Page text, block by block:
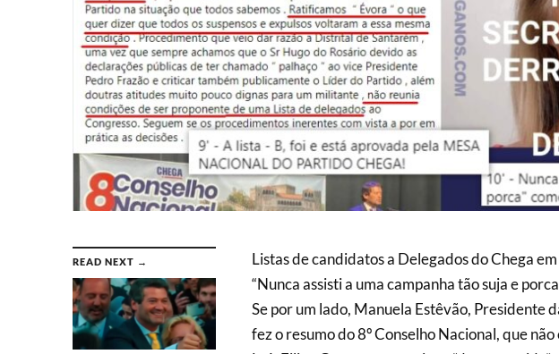
READ NEXT →
Listas de candidatos a Delegados do Chega
“Nunca assisti a uma campanha tão suja e
Se por um lado, Manuela Estêvão, Presidente
fez o resumo do 8º Conselho Nacional, que